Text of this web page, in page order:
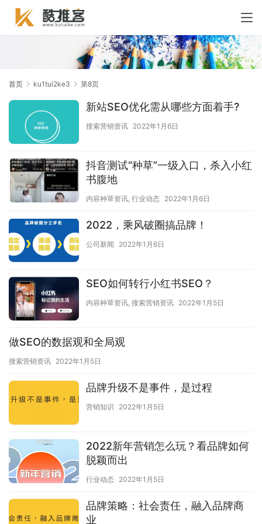
首页 ku1tui2ke3 第8页
新站SEO优化需从哪些方面着手?
搜索营销资讯 2022年1月6日
抖音测试“种草”一级入口，杀入小红
书腹地
内容种草资讯 行业动态 2022年1月6日
2022，乘风破圈搞品牌！
公司新闻 2022年1月6日
SEO如何转行小红书SEO？
内容种草资讯 搜索营销资讯 2022年1月5日
做SEO的数据观和全局观
搜索营销资讯 2022年1月5日
品牌升级不是事件，是过程
营销知识 2022年1月5日
2022新年营销怎么玩？看品牌如何
脱颖而出
行业动态 2022年1月5日
品牌策略：社会责任，融入品牌商
业